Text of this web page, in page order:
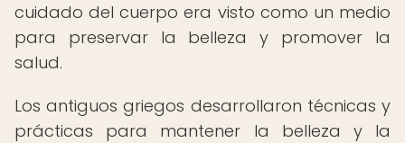
cuidado del cuerpo era visto como un medio
para preservar la belleza y promover la
salud.
Los antiguos griegos desarrollaron técnicas y
prácticas para mantener la belleza y la